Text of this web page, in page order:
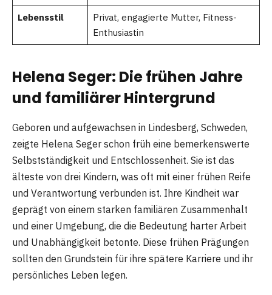
Lebensstil
Privat, engagierte Mutter, Fitness-
Enthusiastin
Helena Seger: Die frühen Jahre
und familiärer Hintergrund
Geboren und aufgewachsen in Lindesberg, Schweden,
zeigte Helena Seger schon früh eine bemerkenswerte
Selbstständigkeit und Entschlossenheit. Sie ist das
älteste von drei Kindern, was oft mit einer frühen Reife
und Verantwortung verbunden ist. Ihre Kindheit war
geprägt von einem starken familiären Zusammenhalt
und einer Umgebung, die die Bedeutung harter Arbeit
und Unabhängigkeit betonte. Diese frühen Prägungen
sollten den Grundstein für ihre spätere Karriere und ihr
persönliches Leben legen.